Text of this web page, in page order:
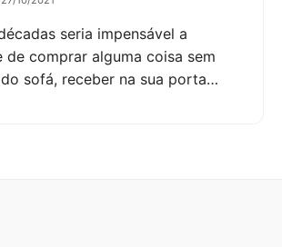
seria impensável a
de comprar alguma coisa sem
sofá, receber na sua porta…